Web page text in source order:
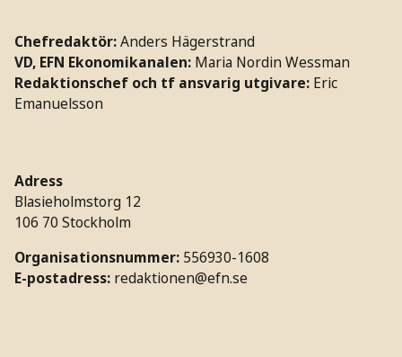
Chefredaktör:Anders Hägerstrand
VD, EFN Ekonomikanalen: Maria Nordin Wessman
Redaktionschef och tf ansvarig utgivare: Eric
Emanuelsson
Adress
Blasieholmstorg 12
106 70 Stockholm
Organisationsnummer: 556930-1608
E-postadress: redaktionen@efn.se